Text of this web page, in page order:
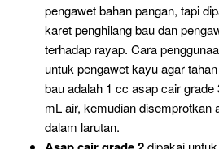
pengawet bahan pangan, tapi
karet penghilang bau dan
terhadap rayap. Cara
untuk pengawet kayu agar
bau adalah 1 cc asap cair
mL air, kemudian disemprotkan
dalam larutan.